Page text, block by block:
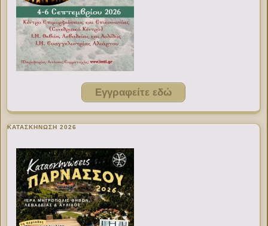
Εγγραφείτε εδώ
ΚΑΤΑΣΚΗΝΩΣΗ 2026